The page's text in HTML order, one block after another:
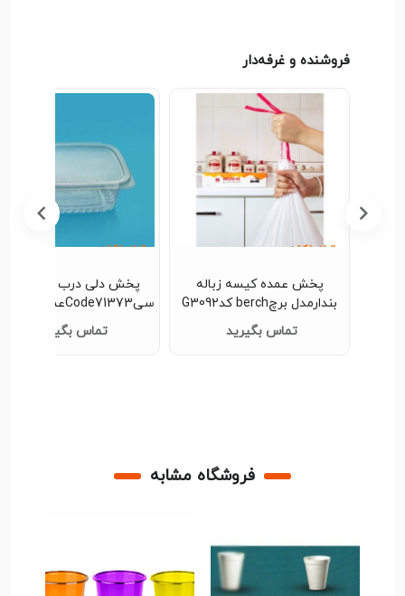
فروشنده و غرفه‌دار
پخش عمده کیسه زباله
بندارمدل برچberch کدG3092
تماس بگیرید
سیCode71373عمده کدG3156
تماس بگیرید
فروشگاه مشابه